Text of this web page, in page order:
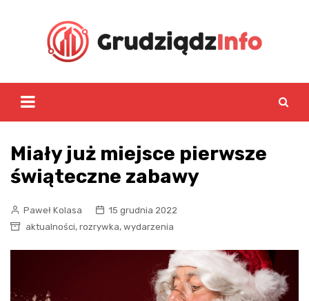
Miały już miejsce pierwsze
świąteczne zabawy
Paweł Kolasa
15 grudnia 2022
aktualności, rozrywka, wydarzenia